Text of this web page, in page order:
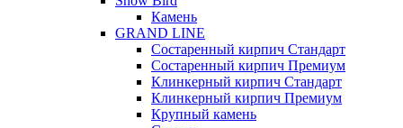
Камень
GRAND LINE
Состаренный кирпич Стандарт
Состаренный кирпич Премиум
Клинкерный кирпич Стандарт
Клинкерный кирпич Премиум
Крупный камень